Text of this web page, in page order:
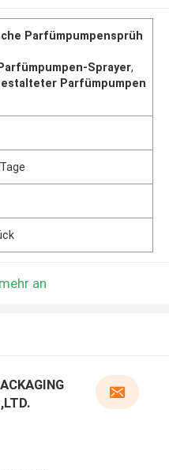
Parfümpumpensprüh
Sprayer,
Parfümpumpen
an